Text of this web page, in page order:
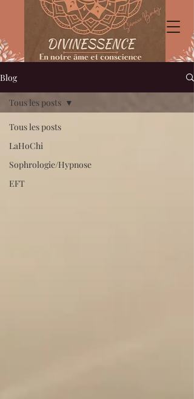
Blog
Tous les posts
LaHoChi
Sophrologie/Hypnose
EFT
Tous les posts